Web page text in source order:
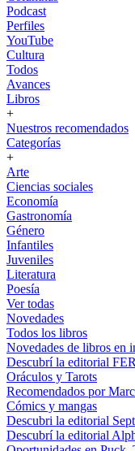
Podcast
Perfiles
YouTube
Cultura
Todos
Avances
Libros
+
Nuestros recomendados
Categorías
+
Arte
Ciencias sociales
Economía
Gastronomía
Género
Infantiles
Juveniles
Literatura
Poesía
Ver todas
Novedades
Todos los libros
Novedades de libros en
Descubrí la editorial
Oráculos y Tarots
Recomendados por
Cómics y mangas
Descubri la editorial
Descubrí la editorial